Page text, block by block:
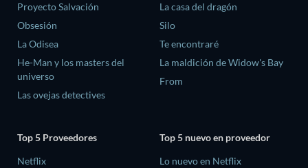
Proyecto Salvación
Obsesión
La Odisea
He-Man y los masters del
universo
Las ovejas detectives
La casa del dragón
Silo
Te encontraré
La maldición de Widow's Bay
From
Top 5 Proveedores
Netflix
Top 5 nuevo en proveedor
Lo nuevo en Netflix